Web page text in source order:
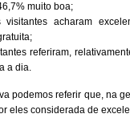
muito boa;
acharam
referiram,
a dia.
podemos referir que, na
eles considerada de